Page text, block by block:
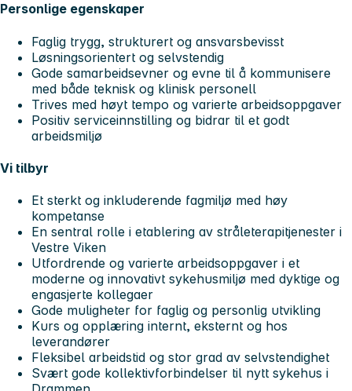
Personlige egenskaper
Faglig trygg, strukturert og ansvarsbevisst
Løsningsorientert og selvstendig
Gode samarbeidsevner og evne til å kommunisere
med både teknisk og klinisk personell
Trives med høyt tempo og varierte arbeidsoppgaver
Positiv serviceinnstilling og bidrar til et godt
arbeidsmiljø
Vi tilbyr
Et sterkt og inkluderende fagmiljø med høy
kompetanse
En sentral rolle i etablering av stråleterapitjenester i
Vestre Viken
Utfordrende og varierte arbeidsoppgaver i et
moderne og innovativt sykehusmiljø med dyktige og
engasjerte kollegaer
Gode muligheter for faglig og personlig utvikling
Kurs og opplæring internt, eksternt og hos
leverandører
Fleksibel arbeidstid og stor grad av selvstendighet
Svært gode kollektivforbindelser til nytt sykehus i